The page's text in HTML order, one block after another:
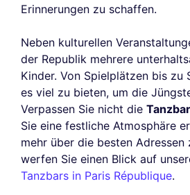
Erinnerungen zu schaffen.
Neben kulturellen
der Republik mehrere
Kinder. Von Spielplätzen bis zu
es viel zu bieten, um die
Verpassen Sie nicht die
Sie eine festliche Atmosphäre
mehr über die besten Adressen
werfen Sie einen Blick auf
Tanzbars in Paris République.